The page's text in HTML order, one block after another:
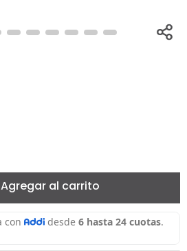
Agregar al carrito